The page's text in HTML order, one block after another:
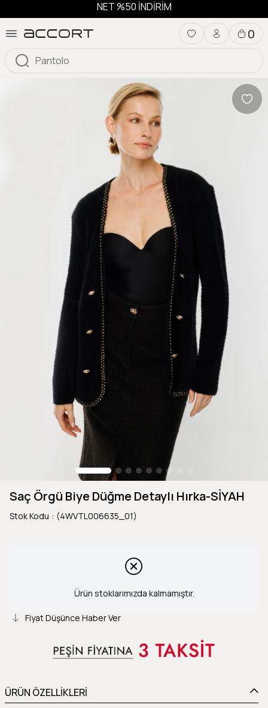
NET %50 İNDİRİM
0
Saç Örgü Biye Düğme Detaylı Hırka-SİYAH
Stok Kodu (4WVTL006635_01)
Ürün stoklarımızda kalmamıştır.
Fiyat Düşünce Haber Ver
ÜRÜN ÖZELLİKLERİ